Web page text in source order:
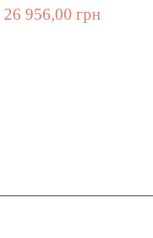
26 956,00 грн